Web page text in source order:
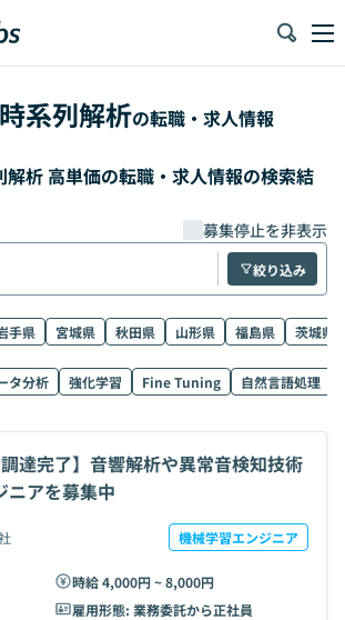
時系列解析の転職・求人情報
解析 高単価の転職・求人情報の検索結
募集停止を非表示
絞り込み
手県 宮城県 秋田県 山形県 福島県
茨城県
タ分析 強化学習 Fine Tuning 自然言語処理
調達完了】音響解析や異常音検知技術
ニアを募集中
機械学習エンジニア
時給 4,000円 ~ 8,000円
雇用形態: 業務委託から正社員